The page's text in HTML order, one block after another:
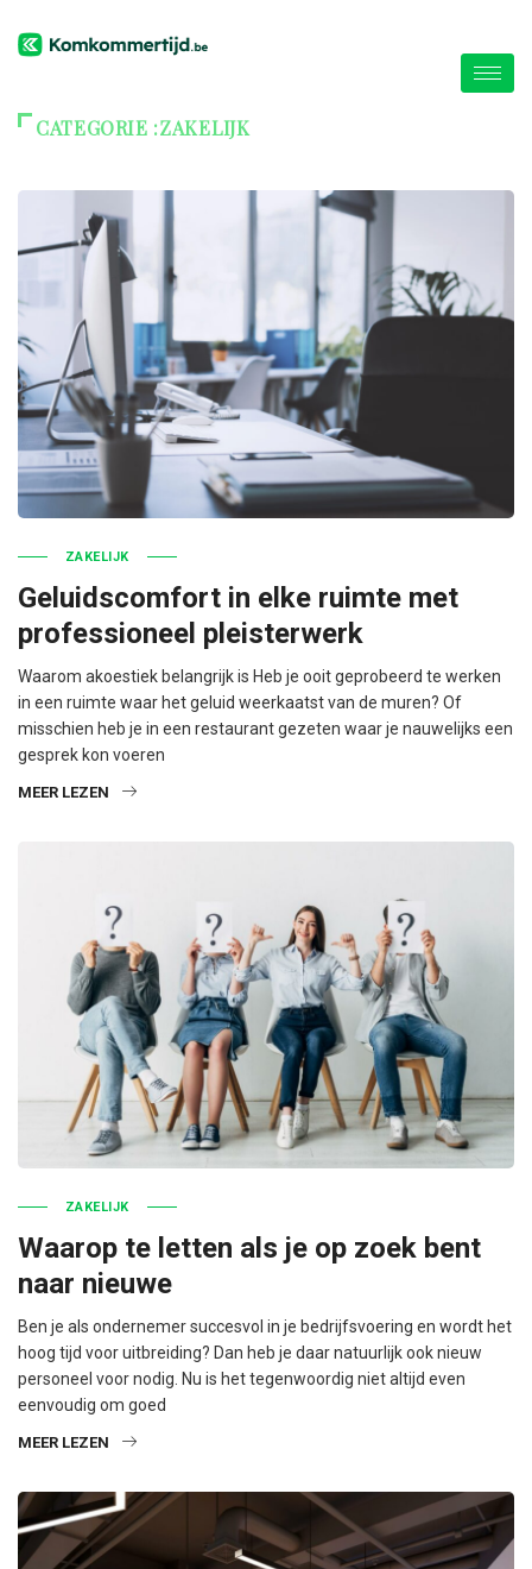
CATEGORIE :ZAKELIJK
ZAKELIJK
Geluidscomfort in elke ruimte met
professioneel pleisterwerk
Waarom akoestiek belangrijk is Heb je ooit geprobeerd te werken
in een ruimte waar het geluid weerkaatst van de muren? Of
misschien heb je in een restaurant gezeten waar je nauwelijks een
gesprek kon voeren
MEER LEZEN
ZAKELIJK
Waarop te letten als je op zoek bent
naar nieuwe
Ben je als ondernemer succesvol in je bedrijfsvoering en wordt het
hoog tijd voor uitbreiding? Dan heb je daar natuurlijk ook nieuw
personeel voor nodig. Nu is het tegenwoordig niet altijd even
eenvoudig om goed
MEER LEZEN